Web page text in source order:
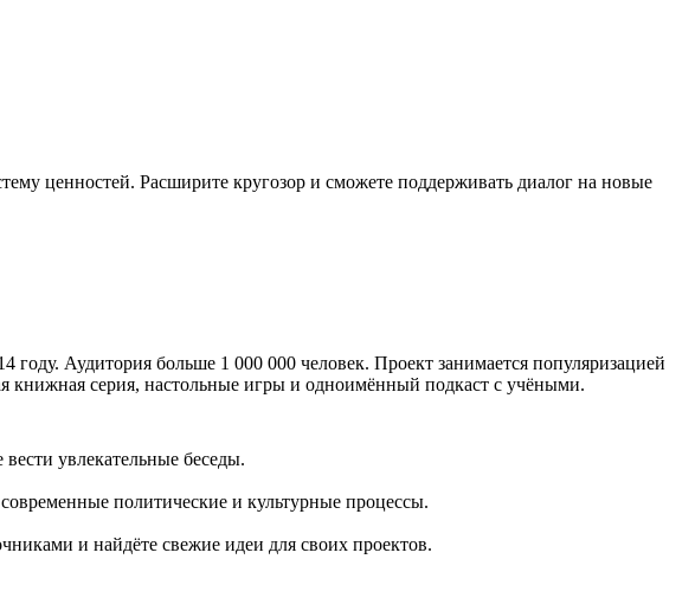
ценностей. Расширите кругозор и сможете поддерживать диалог на новые
Аудитория больше 1 000 000 человек. Проект занимается популяризацией
книжная серия, настольные игры и одноимённый подкаст с учёными.
увлекательные беседы.
политические и культурные процессы.
и найдёте свежие идеи для своих проектов.